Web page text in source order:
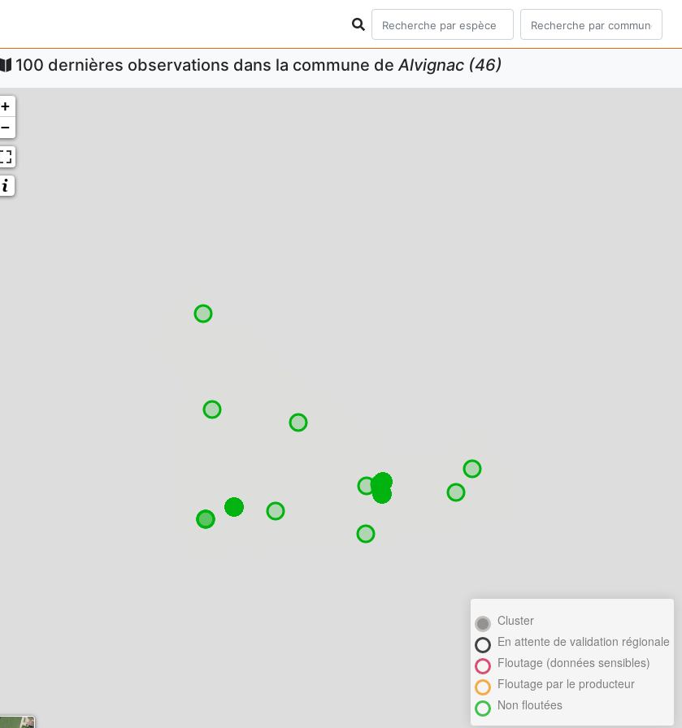
100 dernières observations dans la commune deAlvignac (46)
+
−
Cluster
En attente de validation régionale
Floutage (données sensibles)
Floutage par le producteur
Non floutées